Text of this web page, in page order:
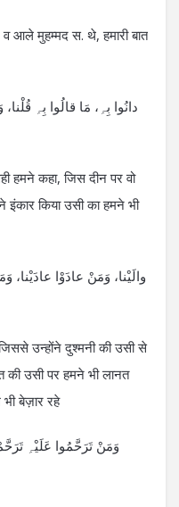
आले मुहम्मद स. थे, हमारी बात
دانُوا بِہِ، مَا قالُوا بِہِ
हमने कहा, जिस दीन पर वो
किया उसी का हमने भी
والَیْنا، وَمَنْ عادَوْا عادَیْنا،
उन्होंने दुश्मनी की उसी से
की उसी पर हमने भी लानत
बेज़ार रहे
وَمَنْ تَرَحَّمُوا عَلَیْہِ